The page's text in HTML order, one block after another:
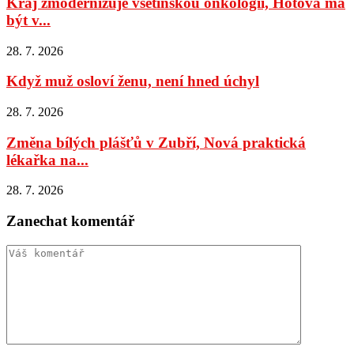
být v...
28. 7. 2026
Když muž osloví ženu, není hned úchyl
28. 7. 2026
Změna bílých plášťů v Zubří, Nová praktická
lékařka na...
28. 7. 2026
Zanechat komentář